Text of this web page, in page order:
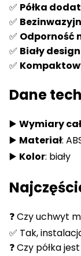
✅ Półka
✅
✅ Odporność
✅ Biały design
✅
Dane
▶️ Wymiary
▶️ Materiał:
▶️ Kolor: biały
❓ Czy uchwyt
✅ Tak,
❓ Czy półka